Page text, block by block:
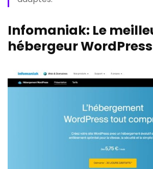
Infomaniak: Le
hébergeur